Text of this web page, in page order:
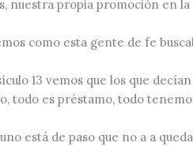
nuestra propia promoción en la
como esta gente de fe
13 vemos que los que
todo es préstamo, todo
está de paso que no a a